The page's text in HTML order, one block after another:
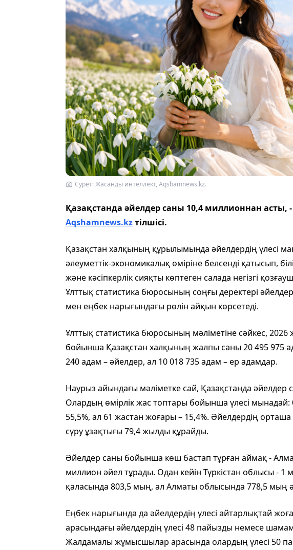
Сурет: Жасанды интеллект, Aqshamnews.kz.
Қазақстанда әйелдер саны 10,4 миллионнан асты,
Aqshamnews.kzтілшісі.
Қазақстан халқының құрылымында әйелдердің үлесі
әлеуметтік-экономикалық өміріне белсенді қатысып,
және кәсіпкерлік сияқты көптеген салада негізгі
Ұлттық статистика бюросының соңғы деректері
мен еңбек нарығындағы рөлін айқын көрсетеді.
Ұлттық статистика бюросының мәліметіне сәйкес,
бойынша Қазақстан халқының жалпы саны 20 495 975
240 адам – әйелдер, ал 10 018 735 адам – ер адамдар.
Наурыз айындағы мәліметке сай, Қазақстанда әйелдер
Олардың өмірлік жас топтары бойынша үлесі мынадай:
55,5%, ал 61 жастан жоғары – 15,4%. Әйелдердің орташа
сүру ұзақтығы 79,4 жылды құрайды.
Әйелдер саны бойынша көш бастап тұрған аймақ -
миллион әйел тұрады. Одан кейін Түркістан облысы - 1
қаласында 803,5 мың, ал Алматы облысында 778,5 мың
Еңбек нарығында да әйелдердің үлесі айтарлықтай
арасындағы әйелдердің үлесі 48 пайызды немесе
Жалдамалы жұмысшылар арасында олардың үлесі 50